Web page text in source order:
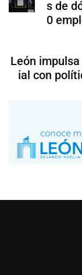
s de
0
León
ial con